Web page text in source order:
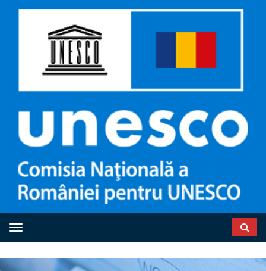
Toggle navigation